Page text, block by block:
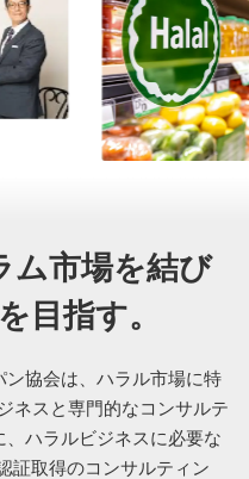
ム市場を結び
目指す。
ン協会は、ハラル市場に特
ネスと専門的なコンサルテ
、ハラルビジネスに必要な
証取得のコンサルティン